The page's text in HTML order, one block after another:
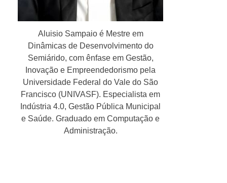
Aluisio Sampaio é Mestre em
Dinâmicas de Desenvolvimento do
Semiárido, com ênfase em Gestão,
Inovação e Empreendedorismo pela
Universidade Federal do Vale do São
Francisco (UNIVASF). Especialista em
Indústria 4.0, Gestão Pública Municipal
e Saúde. Graduado em Computação e
Administração.